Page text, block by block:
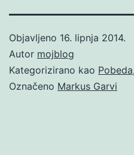
Objavljeno 16. lipnja 2014.
Autor mojblog
Kategorizirano kao Pobeda,
Označeno Markus Garvi